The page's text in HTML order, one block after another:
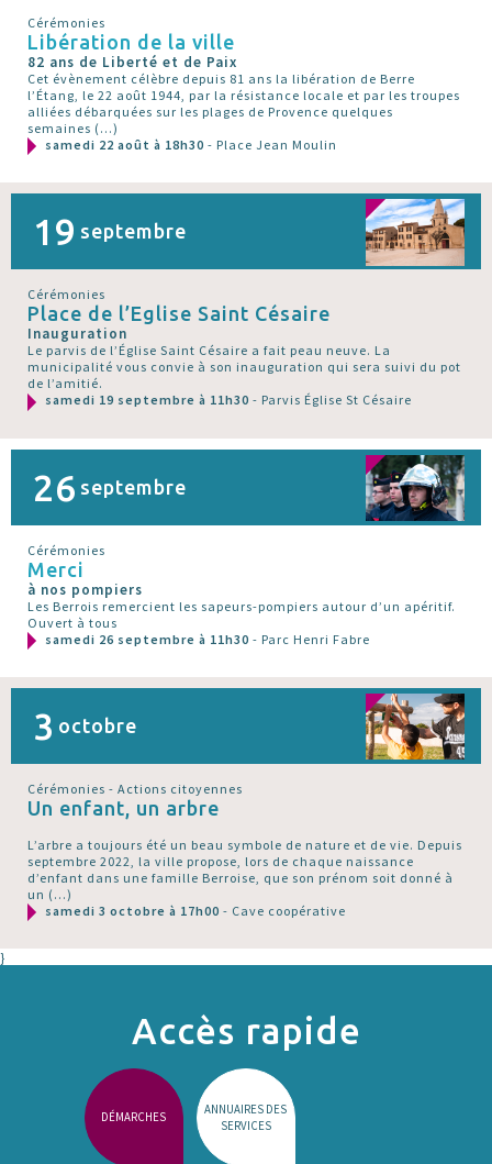
Cérémonies
Libération de la ville
82 ans de Liberté et de Paix
Cet évènement célèbre depuis 81 ans la libération de Berre
l’Étang, le 22 août 1944, par la résistance locale et par les troupes
alliées débarquées sur les plages de Provence quelques
semaines (…)
samedi 22 août à 18h30 - Place Jean Moulin
19 septembre
Cérémonies
Place de l’Eglise Saint Césaire
Inauguration
Le parvis de l’Église Saint Césaire a fait peau neuve. La
municipalité vous convie à son inauguration qui sera suivi du pot
de l’amitié.
samedi 19 septembre à 11h30 - Parvis Église St Césaire
26 septembre
Cérémonies
Merci
à nos pompiers
Les Berrois remercient les sapeurs-pompiers autour d’un apéritif.
Ouvert à tous
samedi 26 septembre à 11h30 - Parc Henri Fabre
3 octobre
Cérémonies - Actions citoyennes
Un enfant, un arbre
L’arbre a toujours été un beau symbole de nature et de vie. Depuis
septembre 2022, la ville propose, lors de chaque naissance
d’enfant dans une famille Berroise, que son prénom soit donné à
un (…)
samedi 3 octobre à 17h00 - Cave coopérative
}
Accès rapide
DÉMARCHES
ANNUAIRES DES
SERVICES